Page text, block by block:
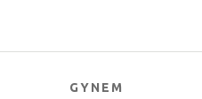
GYNEM